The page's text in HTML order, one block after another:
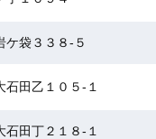
袋３３８-５
田乙１０５-１
田丁２１８-１